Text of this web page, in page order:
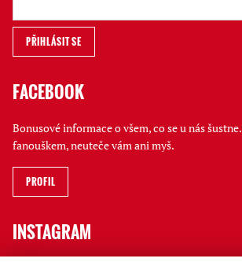
FACEBOOK
Bonusové informace o všem, co se u nás
fanouškem, neuteče vám ani myš.
PROFIL
INSTAGRAM